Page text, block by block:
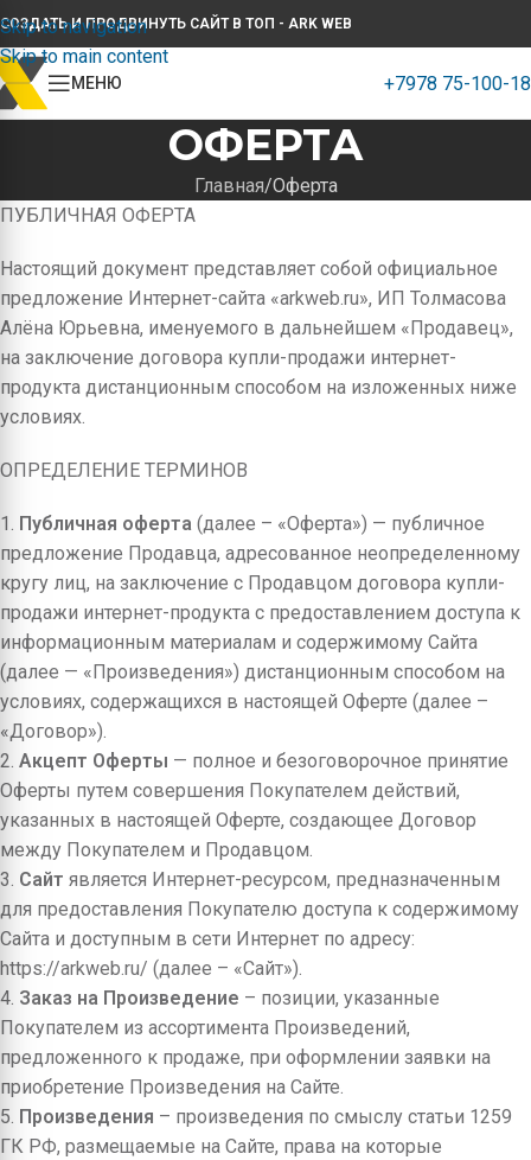
Skip to navigation
Skip to main content
СОЗДАТЬ И ПРОДВИНУТЬ САЙТ В ТОП - ARK WEB
МЕНЮ +7978 75-100-18
ОФЕРТА
Главная Оферта
ПУБЛИЧНАЯ ОФЕРТА
Настоящий документ представляет собой официальное
предложение Интернет-сайта «arkweb.ru», ИП Толмасова
Алёна Юрьевна, именуемого в дальнейшем «Продавец»,
на заключение договора купли-продажи интернет-
продукта дистанционным способом на изложенных ниже
условиях.
ОПРЕДЕЛЕНИЕ ТЕРМИНОВ
1. Публичная оферта (далее – «Оферта») — публичное
предложение Продавца, адресованное неопределенному
кругу лиц, на заключение с Продавцом договора купли-
продажи интернет-продукта с предоставлением доступа к
информационным материалам и содержимому Сайта
(далее — «Произведения») дистанционным способом на
условиях, содержащихся в настоящей Оферте (далее –
«Договор»).
2. Акцепт Оферты — полное и безоговорочное принятие
Оферты путем совершения Покупателем действий,
указанных в настоящей Оферте, создающее Договор
между Покупателем и Продавцом.
3. Сайт является Интернет-ресурсом, предназначенным
для предоставления Покупателю доступа к содержимому
Сайта и доступным в сети Интернет по адресу:
https://arkweb.ru/ (далее – «Сайт»).
4. Заказ на Произведение – позиции, указанные
Покупателем из ассортимента Произведений,
предложенного к продаже, при оформлении заявки на
приобретение Произведения на Сайте.
5. Произведения – произведения по смыслу статьи 1259
ГК РФ, размещаемые на Сайте, права на которые